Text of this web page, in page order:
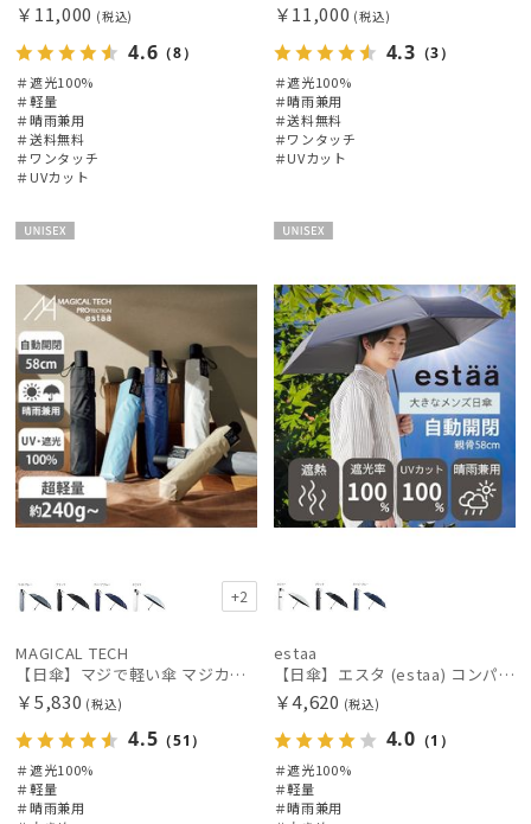
￥11,000 (税込)
4.6 （8）
＃遮光100%
＃軽量
＃晴雨兼用
＃送料無料
＃ワンタッチ
＃UVカット
￥11,000 (税込)
4.3 （3）
＃遮光100%
＃晴雨兼用
＃送料無料
＃ワンタッチ
＃UVカット
+2
MAGICAL TECH
【日傘】マジで軽い傘 マジカルテックプロテクション(MAGICAL TECH PROTECTION) 58cm 晴雨兼用傘自動開閉折りたたみ日傘 一級遮光100% UV 軽量 機能性 大きめ 人気
￥5,830 (税込)
4.5 （51）
＃遮光100%
＃軽量
＃晴雨兼用
estaa
【日傘】エスタ (estaa) コンパクトワイド58 自動開閉傘 折りたたみ傘 軽量 晴雨兼用 遮光100％ UV100%
￥4,620 (税込)
4.0 （1）
＃遮光100%
＃軽量
＃晴雨兼用